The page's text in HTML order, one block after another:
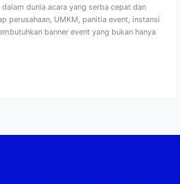
dunia acara yang serba cepat dan
perusahaan, UMKM, panitia event, instansi
banner event yang bukan hanya